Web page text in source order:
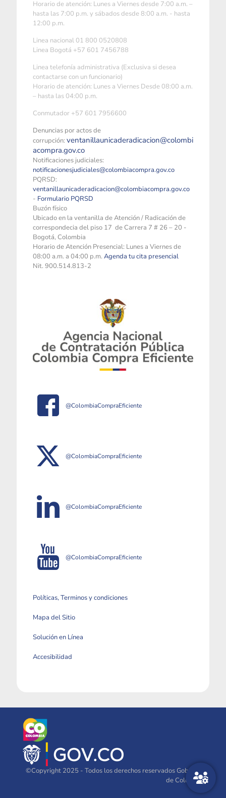
Horario de atención: Lunes a Viernes desde 7:00 a.m. –
hasta las 7:00 p.m. y sábados desde 8:00 a.m. - hasta
12:00 p.m.
Linea nacional 01 800 0520808
Linea Bogotá +57 601 7456788
Linea telefonía administrativa (Exclusiva si desea
contactarse con un funcionario)
Horario de atención: Lunes a Viernes Desde 08:00 a.m.
– hasta las 04:00 p.m.
Conmutador +57 601 7956600
Denuncias por actos de
corrupción: ventanillaunicaderadicacion@colombi
acompra.gov.co
Notificaciones judiciales:
notificacionesjudiciales@colombiacompra.gov.co
PQRSD:
ventanillaunicaderadicacion@colombiacompra.gov.co
- Formulario PQRSD
Buzón físico
Ubicado en la ventanilla de Atención / Radicación de
correspondecia del piso 17 de Carrera 7 # 26 – 20 -
Bogotá, Colombia
Horario de Atención Presencial: Lunes a Viernes de
08:00 a.m. a 04:00 p.m. Agenda tu cita presencial
Nit. 900.514.813-2
@ColombiaCompraEficiente
@ColombiaCompraEficiente
@ColombiaCompraEficiente
@ColombiaCompraEficiente
Políticas, Terminos y condiciones
Mapa del Sitio
Solución en Línea
Accesibilidad
©Copyright 2025 - Todos los derechos reservados Gobierno
de Colombia